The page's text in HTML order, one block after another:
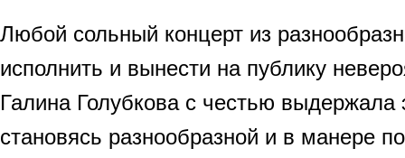
Любой сольный концерт из
исполнить и вынести на публику
Галина Голубкова с честью выдержала
становясь разнообразной и в манере